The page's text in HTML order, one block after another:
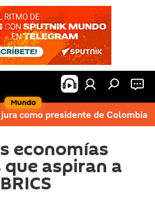
Mundo
como presidente de Colombia
economías
aspiran a